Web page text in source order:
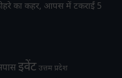
का कहर, आपस में टकराईं 5
इवेंट उत्तम प्रदेश